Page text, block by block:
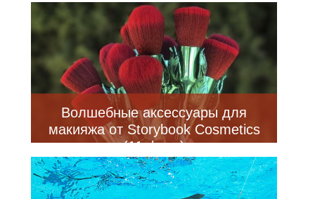
Волшебные аксессуары для
макияжа от Storybook Cosmetics
(11 фото)